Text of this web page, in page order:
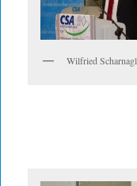
Wilfried Scharnagl